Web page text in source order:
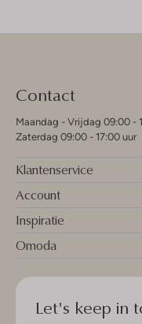
Contact
Maandag - Vrijdag 09:00 -
Zaterdag 09:00 - 17:00 uur
Klantenservice
Account
Inspiratie
Omoda
Let's keep in